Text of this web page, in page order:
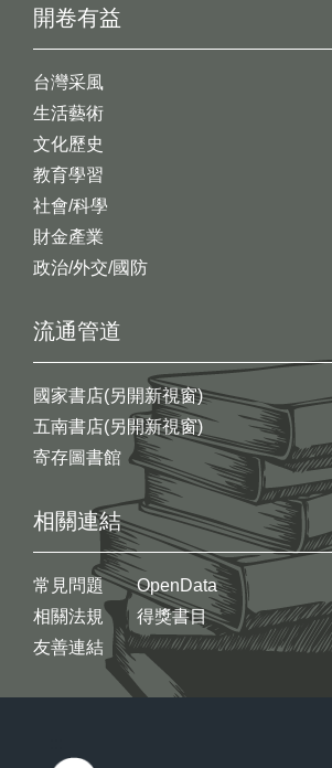
開卷有益
台灣采風
生活藝術
文化歷史
教育學習
社會/科學
財金產業
政治/外交/國防
流通管道
國家書店(另開新視窗)
五南書店(另開新視窗)
寄存圖書館
相關連結
常見問題
相關法規
友善連結
OpenData
得獎書目